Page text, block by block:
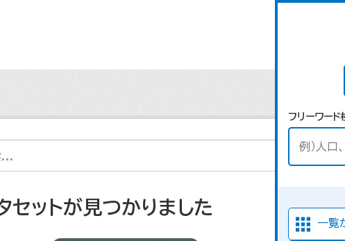
フリーワード
一覧
セットが見つかりました